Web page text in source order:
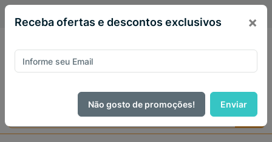
Receba ofertas e descontos exclusivos ×
Não gosto de promoções! Enviar